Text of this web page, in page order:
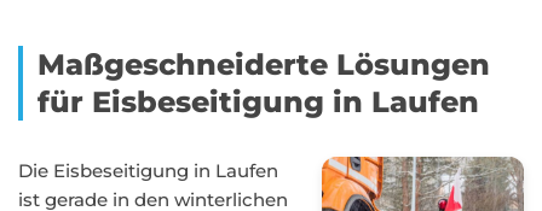
Maßgeschneiderte Lösungen
für Eisbeseitigung in Laufen
Die Eisbeseitigung in Laufen
ist gerade in den winterlichen